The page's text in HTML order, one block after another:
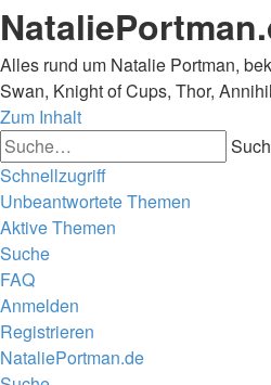
Alles rund um Natalie Portman,
Swan, Knight of Cups, Thor,
Zum Inhalt
Schnellzugriff
Unbeantwortete Themen
Aktive Themen
Suche
FAQ
Anmelden
Registrieren
NataliePortman.de